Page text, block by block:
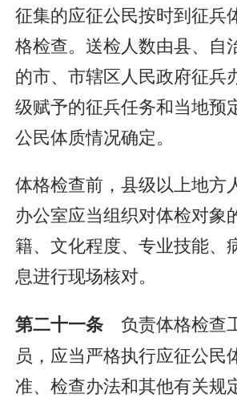
征集的应征公民按时到征兵
格检查。送检人数由县、自
的市、市辖区人民政府征兵
级赋予的征兵任务和当地预
公民体质情况确定。
体格检查前，县级以上地方
办公室应当组织对体检对象
籍、文化程度、专业技能、
息进行现场核对。
第二十一条 负责体格检查
员，应当严格执行应征公民
准、检查办法和其他有关规